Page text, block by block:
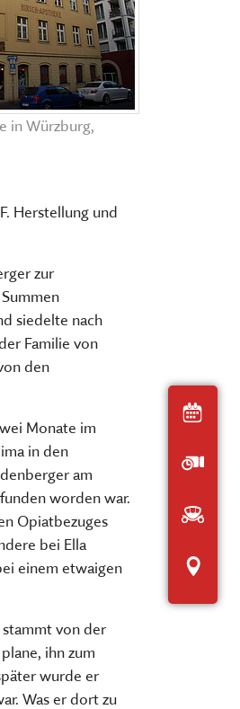
und
in Würzburg,
Herstellung und
zur
siedelte nach
Familie von
den
Monate im
in den
am
worden war.
Opiatbezuges
bei Ella
einem etwaigen
stammt von der
ihn zum
wurde er
Was er dort zu